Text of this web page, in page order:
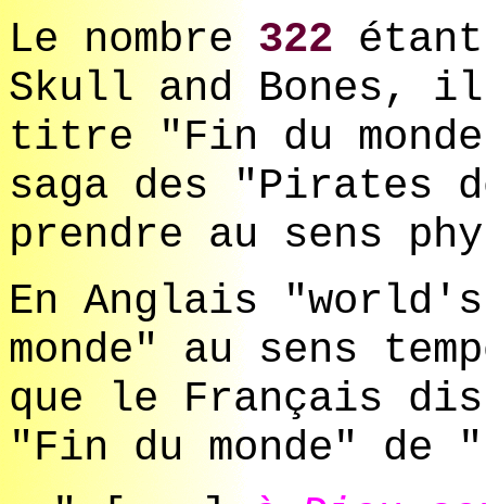
Le nombre 322
Skull and Bones,
titre "Fin du
saga des "Pirates
prendre au sens
En Anglais
monde" au sens
que le Français
"Fin du monde" de